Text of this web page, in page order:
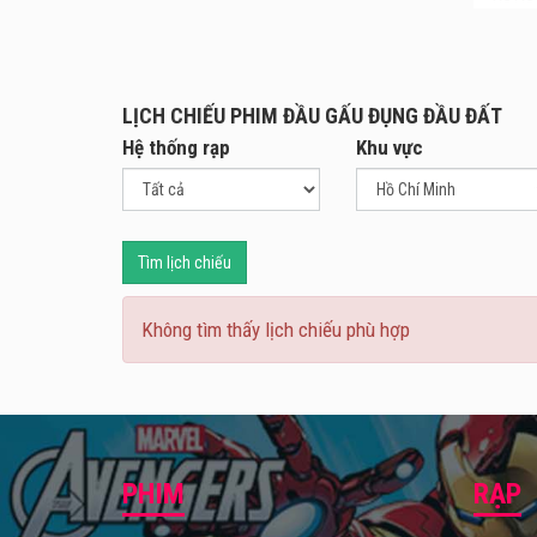
Bộ
Phim
LỊCH CHIẾU PHIM ĐẦU GẤU ĐỤNG ĐẦU ĐẤT
Hệ thống rạp Khu vực
Tìm lịch chiếu
Không tìm thấy lịch chiếu phù hợp
PHIM RẠP